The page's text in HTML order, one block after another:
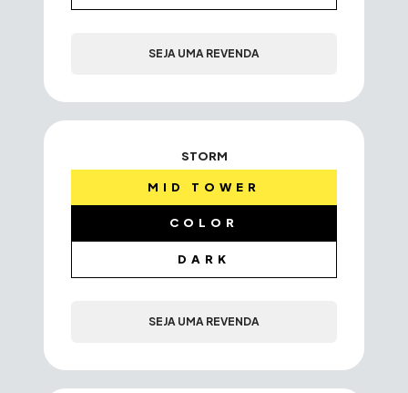
SEJA UMA REVENDA
STORM
MID TOWER
COLOR
DARK
SEJA UMA REVENDA